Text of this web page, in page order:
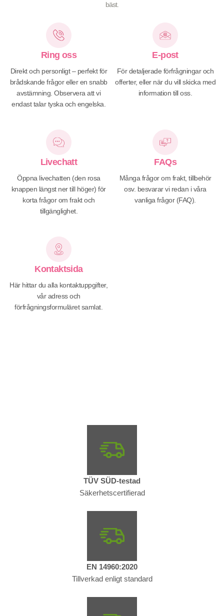
bäst.
Ring oss
Direkt och personligt – perfekt för
brådskande frågor eller en snabb
avstämning. Observera att vi
endast talar tyska och engelska.
E-post
För detaljerade förfrågningar och
offerter, eller när du vill skicka med
information till oss.
Livechatt
Öppna livechatten (den rosa
knappen längst ner till höger) för
korta frågor om frakt och
tillgänglighet.
FAQs
Många frågor om frakt, tillbehör
osv. besvarar vi redan i våra
vanliga frågor (FAQ).
Kontaktsida
Här hittar du alla kontaktuppgifter,
vår adress och
förfrågningsformuläret samlat.
TÜV SÜD-testad
Säkerhetscertifierad
EN 14960:2020
Tillverkad enligt standard